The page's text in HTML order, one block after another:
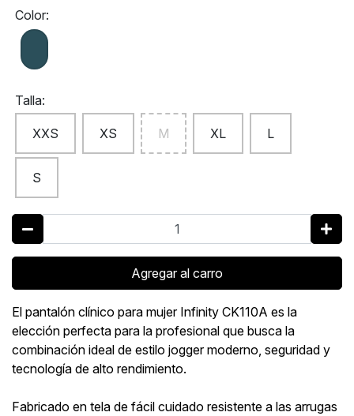
Color:
Talla:
XXS XS M XL L
S
Agregar al carro
El pantalón clínico para mujer Infinity CK110A es la
elección perfecta para la profesional que busca la
combinación ideal de estilo jogger moderno, seguridad y
tecnología de alto rendimiento.
Fabricado en tela de fácil cuidado resistente a las arrugas